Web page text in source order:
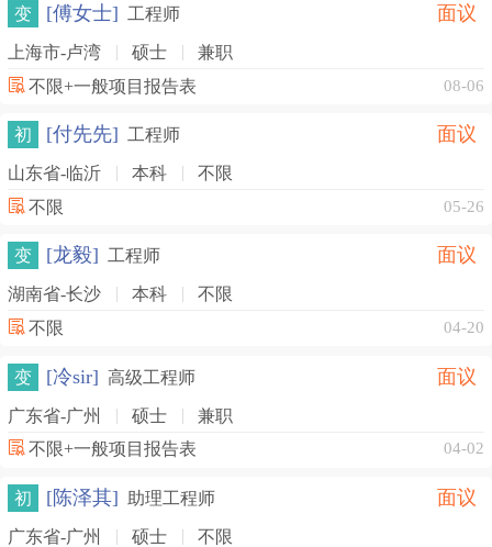
变 [傅女士] 工程师 面议
上海市-卢湾 硕士 兼职
不限+一般项目报告表 08-06
初 [付先先] 工程师 面议
山东省-临沂 本科 不限
不限 05-26
变 [龙毅] 工程师 面议
湖南省-长沙 本科 不限
不限 04-20
变 [冷sir] 高级工程师 面议
广东省-广州 硕士 兼职
不限+一般项目报告表 04-02
初 [陈泽其] 助理工程师 面议
广东省-广州 硕士 不限